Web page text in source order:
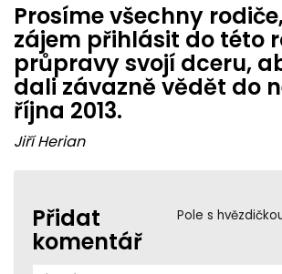
Prosíme všechny
zájem přihlásit do této
průpravy svojí dceru,
dali závazně vědět do
října 2013.
Jiří Herian
Pole s
Přidat
komentář